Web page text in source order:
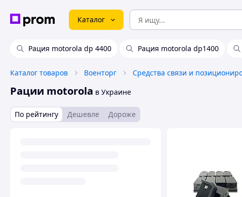
Каталог
Рация motorola dp 4400 Рация motorola dp1400
Каталог товаров Военторг
Рации motorola в Украине
По рейтингу Дешевле Дороже